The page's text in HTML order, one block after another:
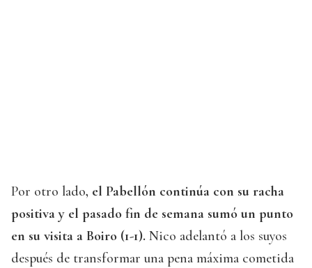
Por otro lado, el Pabellón continúa con su racha
positiva y el pasado fin de semana sumó un punto
en su visita a Boiro (1-1). Nico adelantó a los suyos
después de transformar una pena máxima cometida